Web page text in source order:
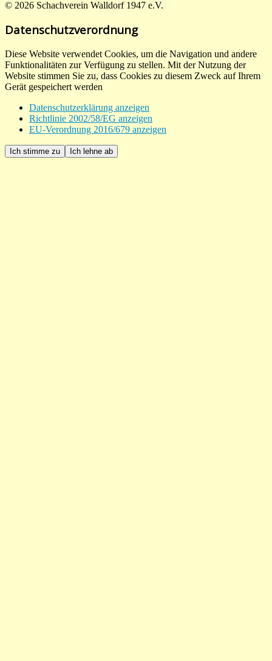
© 2026 Schachverein Walldorf 1947 e.V.
Datenschutzverordnung
Diese Website verwendet Cookies, um die Navigation und andere
Funktionalitäten zur Verfügung zu stellen. Mit der Nutzung der
Website stimmen Sie zu, dass Cookies zu diesem Zweck auf Ihrem
Gerät gespeichert werden
Datenschutzerklärung anzeigen
Richtlinie 2002/58/EG anzeigen
EU-Verordnung 2016/679 anzeigen
Ich stimme zu Ich lehne ab